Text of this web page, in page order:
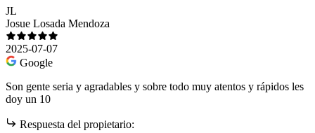
JL
Josue Losada Mendoza
2025-07-07
Google
Son gente seria y agradables y sobre todo muy atentos y rápidos les
doy un 10
Respuesta del propietario: